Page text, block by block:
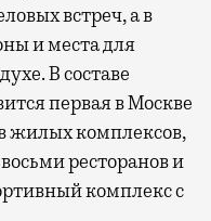
встреч, а в
и места для
В составе
первая в Москве
жилых комплексов,
ресторанов и
комплекс с